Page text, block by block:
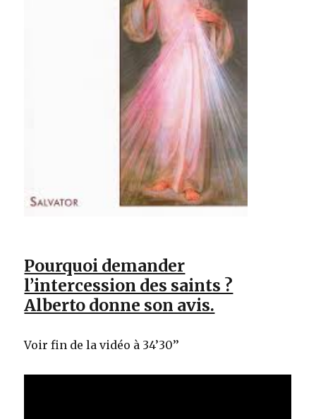
Pourquoi demander
l’intercession des saints ?
Alberto donne son avis.
Voir fin de la vidéo à 34’30’’